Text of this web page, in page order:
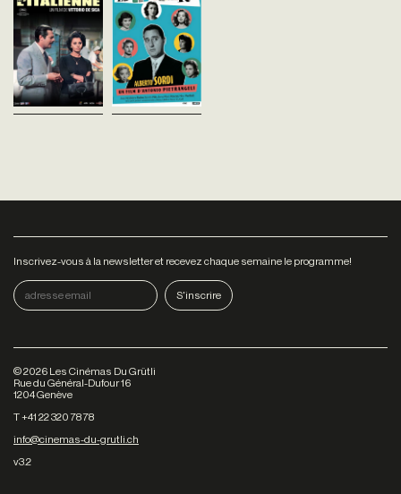
Durant de nombreuses
années, Filumena a été à la
fois servante et maîtresse de
Domenico. Ce dernier a
finalement décidé de se
marier avec une jeune...
Paolo Anselmi est un homme
célibataire et heureux. Il vit
dans un appartement avec un
ami, mais il est forcé de partir
lorsque ce dernier se marie....
Inscrivez-vous à la newsletter et recevez chaque semaine le programme!
©2026 Les Cinémas Du Grütli
Rue du Général-Dufour 16
1204 Genève
T +41 22 320 78 78
info@cinemas-du-grutli.ch
v3.2